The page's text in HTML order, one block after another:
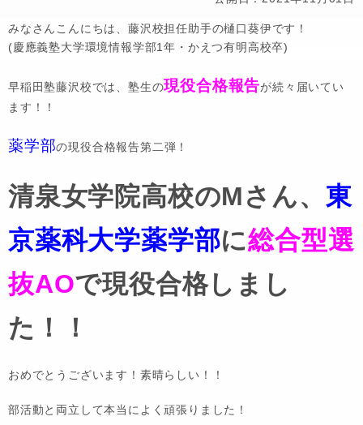
みなさんこんにちは、藤沢校担任助手の樋口葵伊です！
(慶應義塾大学環境情報学部1年・かえつ有明高校卒)
早稲田塾藤沢校では、塾生の現役合格報告が続々届いてい
ます！！
薬学部の現役合格報告第二弾！
清泉女学院高校のMさん、 東
京薬科大学薬学部に総合型選
抜AOで現役合格しまし
た！！
おめでとうございます！素晴らしい！！
部活動と両立して本当によく頑張りました！